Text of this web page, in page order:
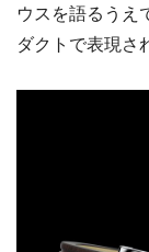
ウスを語るうえ
ダクトで表現さ